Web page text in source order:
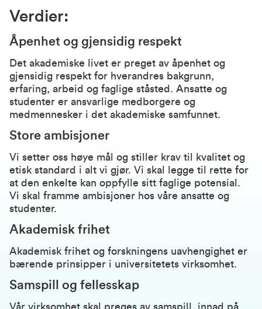
Verdier:
Åpenhet og gjensidig respekt
Det akademiske livet er preget av åpenhet og
gjensidig respekt for hverandres bakgrunn,
erfaring, arbeid og faglige ståsted. Ansatte og
studenter er ansvarlige medborgere og
medmennesker i det akademiske samfunnet.
Store ambisjoner
Vi setter oss høye mål og stiller krav til kvalitet og
etisk standard i alt vi gjør. Vi skal legge til rette for
at den enkelte kan oppfylle sitt faglige potensial.
Vi skal framme ambisjoner hos våre ansatte og
studenter.
Akademisk frihet
Akademisk frihet og forskningens uavhengighet er
bærende prinsipper i universitetets virksomhet.
Samspill og fellesskap
Vår virksomhet skal preges av samspill, innad på